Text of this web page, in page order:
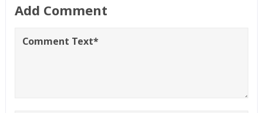
Add Comment